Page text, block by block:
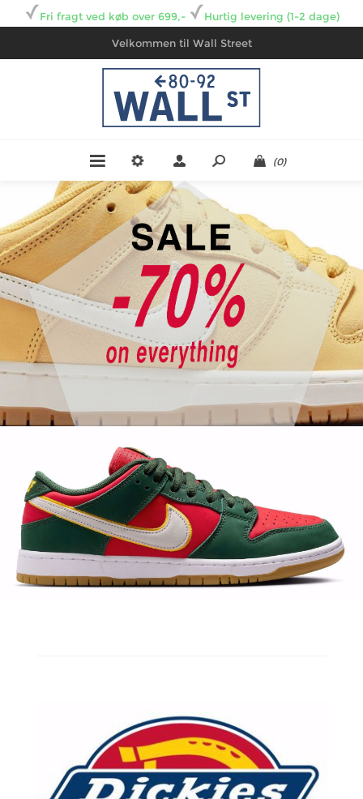
Fri fragt ved køb over 699,- Hurtig levering (1-2 dage)
Velkommen til Wall Street
(0)
DICKIES